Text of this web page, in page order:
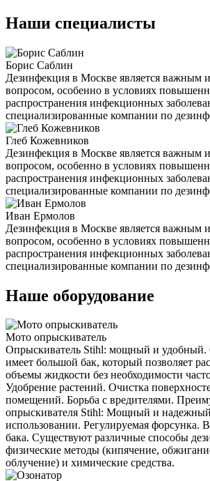
Наши специалисты
Борис Саблин
Дезинфекция в Москве является важным
вопросом, особенно в условиях
распространения инфекционных
специализированные компании по
Глеб Кожевников
Дезинфекция в Москве является важным
вопросом, особенно в условиях
распространения инфекционных
специализированные компании по
Иван Ермолов
Дезинфекция в Москве является важным
вопросом, особенно в условиях
распространения инфекционных
специализированные компании по
Наше оборудование
Мото опрыскиватель
Опрыскиватель Stihl: мощный и удобный.
имеет большой бак, который позволяет
объемы жидкости без необходимости
Удобрение растений. Очистка
помещений. Борьба с вредителями.
опрыскивателя Stihl: Мощный и
использовании. Регулируемая форсунка.
бака. Существуют различные способы
физические методы (кипячение,
облучение) и химические средства.